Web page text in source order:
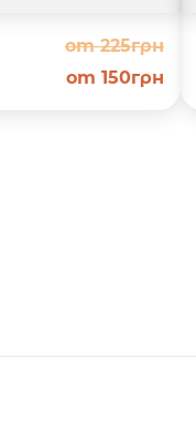
от 225грн
от 150грн